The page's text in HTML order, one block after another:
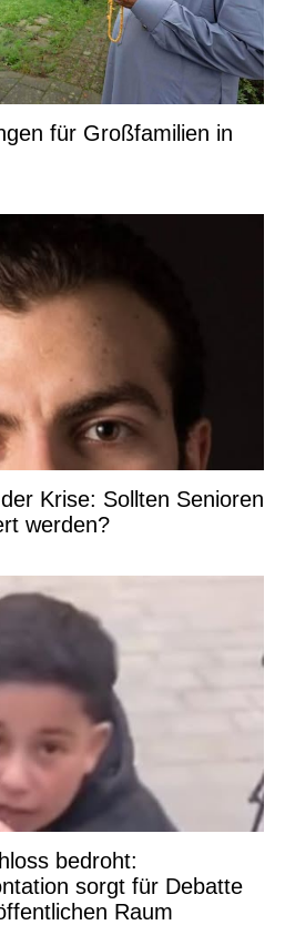
für Großfamilien in
Krise: Sollten Senioren
werden?
bedroht:
sorgt für Debatte
Raum